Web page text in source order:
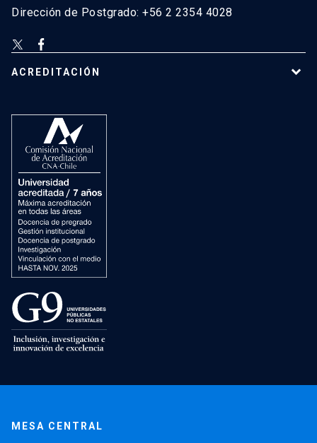
Dirección de Postgrado: +56 2 2354 4028
ACREDITACIÓN
MESA CENTRAL